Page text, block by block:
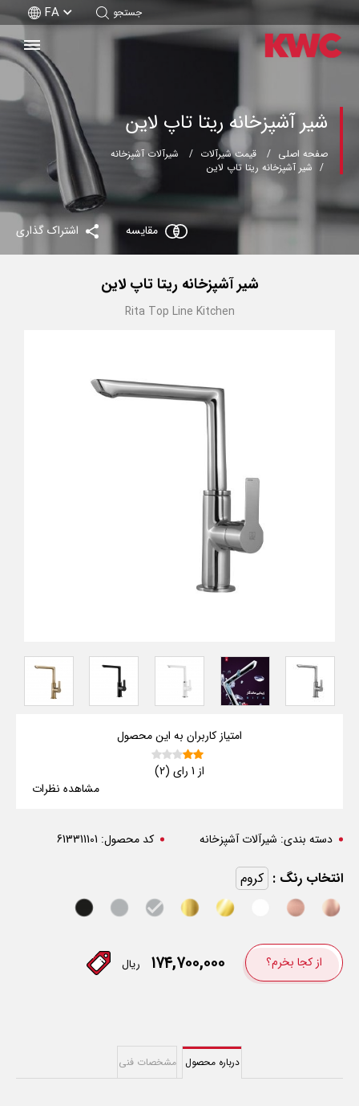
جستجو FA
شیر آشپزخانه ریتا تاپ لاین
صفحه اصلی قیمت شیرآلات
شیرآلات آشپزخانه
شیر آشپزخانه ریتا تاپ لاین
مقایسه اشتراک گذاری
شیر آشپزخانه ریتا تاپ لاین
Rita Top Line Kitchen
امتیاز کاربران به این محصول
از 1 رای (2)
مشاهده نظرات
دسته بندی: شیرآلات آشپزخانه کد محصول: 613311101
انتخاب رنگ : کروم
از کجا بخرم؟ ۱۷۴,۷۰۰,۰۰۰ ریال
درباره محصول مشخصات فنی